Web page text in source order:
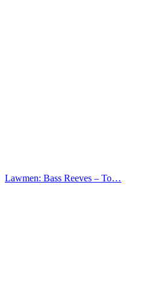
Lawmen: Bass Reeves – Το…